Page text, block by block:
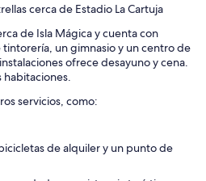
cerca de Estadio La Cartuja
de Isla Mágica y cuenta con
un gimnasio y un centro de
ofrece desayuno y cena.
habitaciones.
servicios, como:
de alquiler y un punto de